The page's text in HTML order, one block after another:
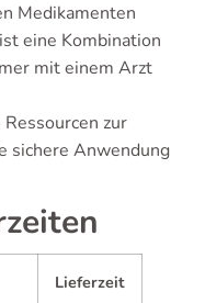
Medikamenten
eine Kombination
mit einem Arzt
zur
sichere Anwendung
Lieferzeit